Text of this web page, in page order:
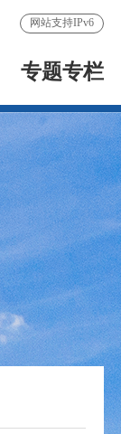
网站支持IPv6
专题专栏